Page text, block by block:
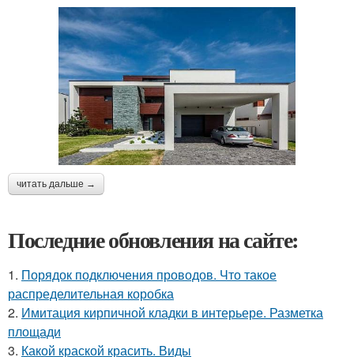
читать дальше →
Последние обновления на сайте:
1. Порядок подключения проводов. Что такое
распределительная коробка
2. Имитация кирпичной кладки в интерьере. Разметка
площади
3. Какой краской красить. Виды